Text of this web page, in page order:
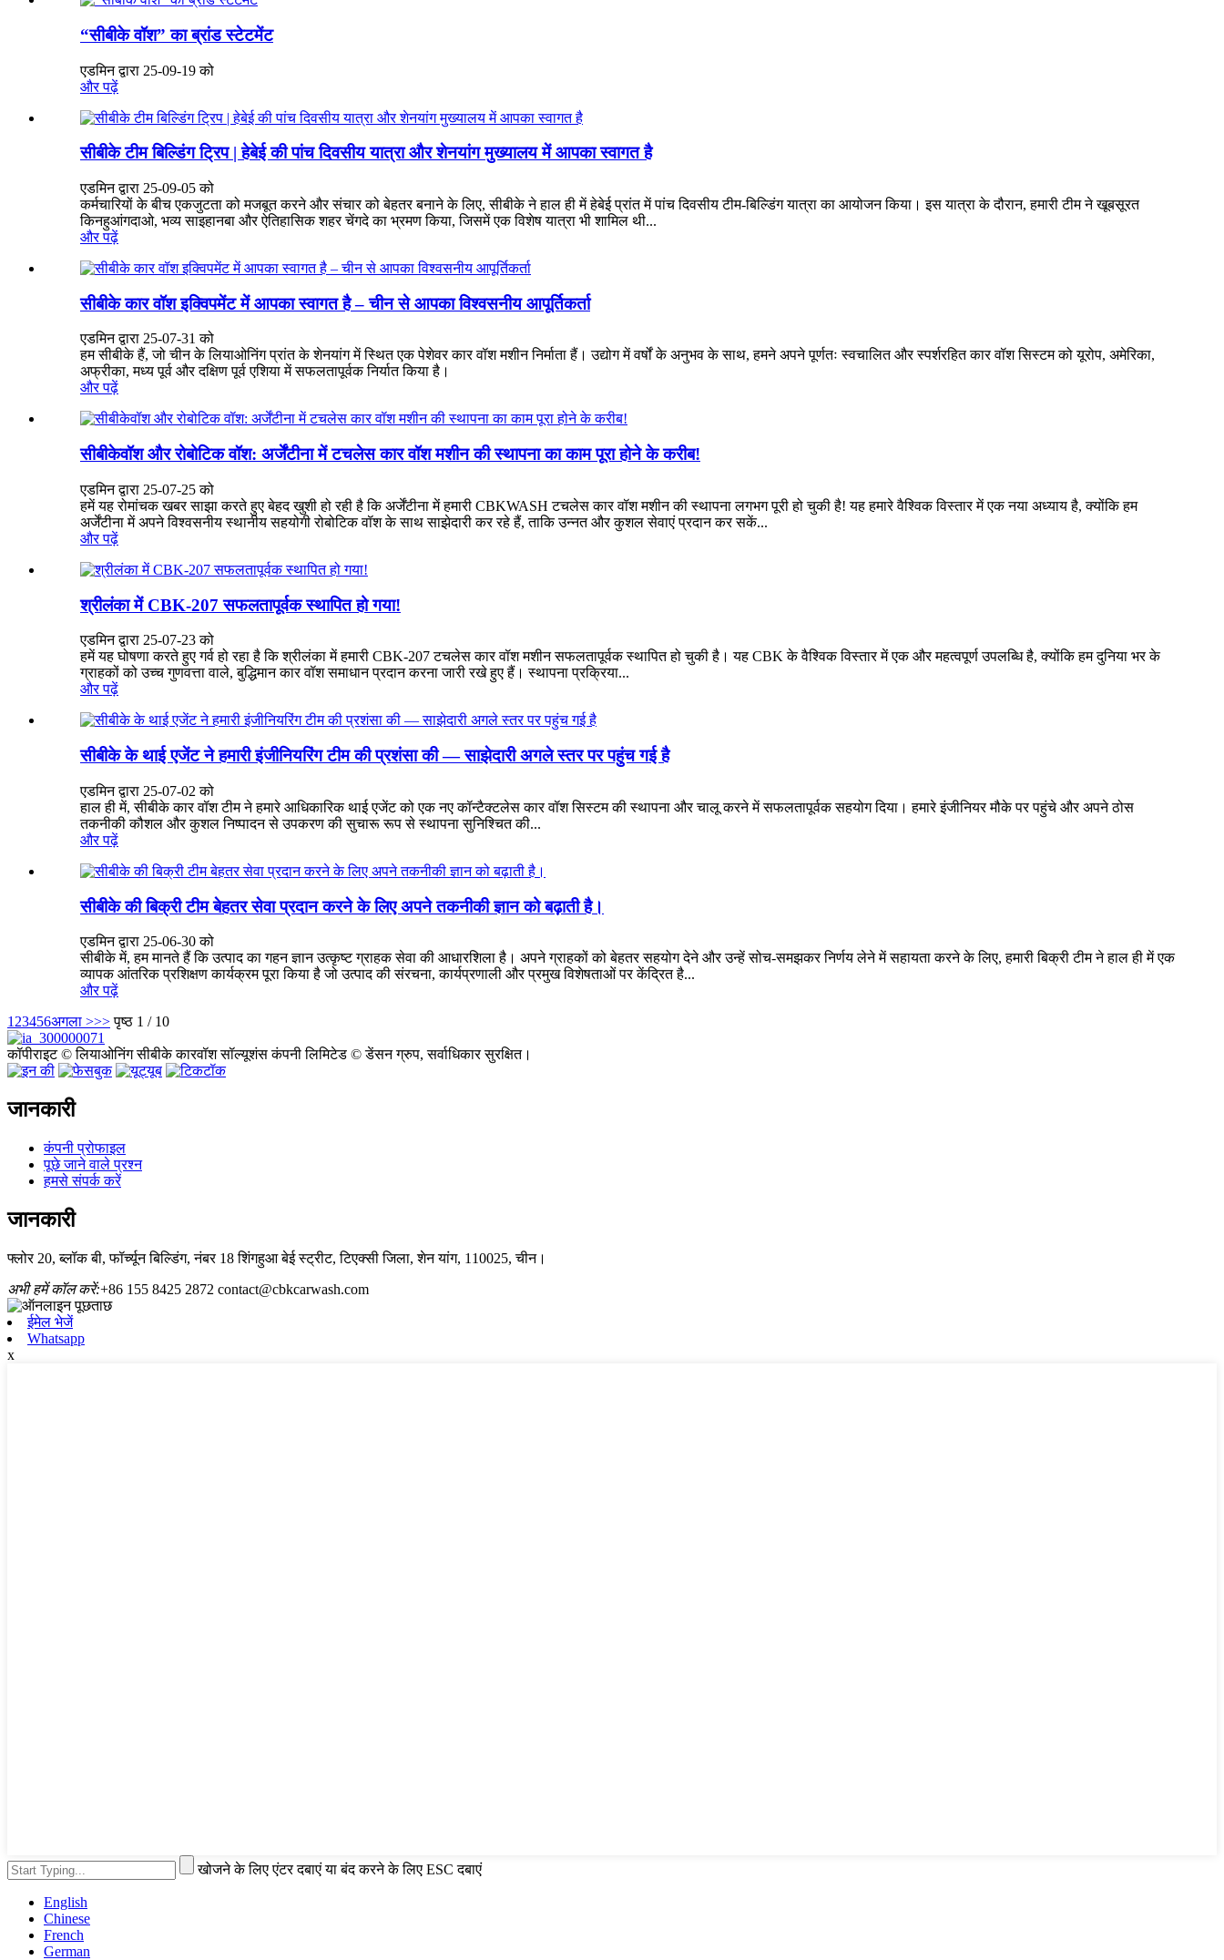
“सीबीके वॉश” का ब्रांड स्टेटमेंट
एडमिन द्वारा 25-09-19 को
और पढ़ें
सीबीके टीम बिल्डिंग ट्रिप | हेबेई की पांच दिवसीय यात्रा और शेनयांग मुख्यालय में आपका स्वागत है
एडमिन द्वारा 25-09-05 को
कर्मचारियों के बीच एकजुटता को मजबूत करने और संचार को बेहतर बनाने के लिए, सीबीके ने हाल ही में हेबेई प्रांत में पांच दिवसीय टीम-बिल्डिंग यात्रा का आयोजन किया। इस यात्रा के दौरान, हमारी टीम ने खूबसूरत
किनहुआंगदाओ, भव्य साइहानबा और ऐतिहासिक शहर चेंगदे का भ्रमण किया, जिसमें एक विशेष यात्रा भी शामिल थी...
और पढ़ें
सीबीके कार वॉश इक्विपमेंट में आपका स्वागत है – चीन से आपका विश्वसनीय आपूर्तिकर्ता
एडमिन द्वारा 25-07-31 को
हम सीबीके हैं, जो चीन के लियाओनिंग प्रांत के शेनयांग में स्थित एक पेशेवर कार वॉश मशीन निर्माता हैं। उद्योग में वर्षों के अनुभव के साथ, हमने अपने पूर्णतः स्वचालित और स्पर्शरहित कार वॉश सिस्टम को यूरोप, अमेरिका,
अफ्रीका, मध्य पूर्व और दक्षिण पूर्व एशिया में सफलतापूर्वक निर्यात किया है।
और पढ़ें
सीबीकेवॉश और रोबोटिक वॉश: अर्जेंटीना में टचलेस कार वॉश मशीन की स्थापना का काम पूरा होने के करीब!
एडमिन द्वारा 25-07-25 को
हमें यह रोमांचक खबर साझा करते हुए बेहद खुशी हो रही है कि अर्जेंटीना में हमारी CBKWASH टचलेस कार वॉश मशीन की स्थापना लगभग पूरी हो चुकी है! यह हमारे वैश्विक विस्तार में एक नया अध्याय है, क्योंकि हम
अर्जेंटीना में अपने विश्वसनीय स्थानीय सहयोगी रोबोटिक वॉश के साथ साझेदारी कर रहे हैं, ताकि उन्नत और कुशल सेवाएं प्रदान कर सकें...
और पढ़ें
श्रीलंका में CBK-207 सफलतापूर्वक स्थापित हो गया!
एडमिन द्वारा 25-07-23 को
हमें यह घोषणा करते हुए गर्व हो रहा है कि श्रीलंका में हमारी CBK-207 टचलेस कार वॉश मशीन सफलतापूर्वक स्थापित हो चुकी है। यह CBK के वैश्विक विस्तार में एक और महत्वपूर्ण उपलब्धि है, क्योंकि हम दुनिया भर के
ग्राहकों को उच्च गुणवत्ता वाले, बुद्धिमान कार वॉश समाधान प्रदान करना जारी रखे हुए हैं। स्थापना प्रक्रिया...
और पढ़ें
सीबीके के थाई एजेंट ने हमारी इंजीनियरिंग टीम की प्रशंसा की — साझेदारी अगले स्तर पर पहुंच गई है
एडमिन द्वारा 25-07-02 को
हाल ही में, सीबीके कार वॉश टीम ने हमारे आधिकारिक थाई एजेंट को एक नए कॉन्टैक्टलेस कार वॉश सिस्टम की स्थापना और चालू करने में सफलतापूर्वक सहयोग दिया। हमारे इंजीनियर मौके पर पहुंचे और अपने ठोस
तकनीकी कौशल और कुशल निष्पादन से उपकरण की सुचारू रूप से स्थापना सुनिश्चित की...
और पढ़ें
सीबीके की बिक्री टीम बेहतर सेवा प्रदान करने के लिए अपने तकनीकी ज्ञान को बढ़ाती है।
एडमिन द्वारा 25-06-30 को
सीबीके में, हम मानते हैं कि उत्पाद का गहन ज्ञान उत्कृष्ट ग्राहक सेवा की आधारशिला है। अपने ग्राहकों को बेहतर सहयोग देने और उन्हें सोच-समझकर निर्णय लेने में सहायता करने के लिए, हमारी बिक्री टीम ने हाल ही में एक
व्यापक आंतरिक प्रशिक्षण कार्यक्रम पूरा किया है जो उत्पाद की संरचना, कार्यप्रणाली और प्रमुख विशेषताओं पर केंद्रित है...
और पढ़ें
1 23456अगला >>> पृष्ठ 1 / 10
कॉपीराइट © लियाओनिंग सीबीके कारवॉश सॉल्यूशंस कंपनी लिमिटेड © डेंसन ग्रुप, सर्वाधिकार सुरक्षित।
जानकारी
कंपनी प्रोफाइल
पूछे जाने वाले प्रश्न
हमसे संपर्क करें
जानकारी
फ्लोर 20, ब्लॉक बी, फॉर्च्यून बिल्डिंग, नंबर 18 शिंगहुआ बेई स्ट्रीट, टिएक्सी जिला, शेन यांग, 110025, चीन।
अभी हमें कॉल करें:+86 155 8425 2872 contact@cbkcarwash.com
ईमेल भेजें
Whatsapp
x
खोजने के लिए एंटर दबाएं या बंद करने के लिए ESC दबाएं
English
Chinese
French
German